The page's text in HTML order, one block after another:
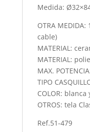
Medida:
OTRA
cable)
MATERIAL:
MATERIAL:
MAX.
TIPO
COLOR: blanca
OTROS: tela
Ref.51-479